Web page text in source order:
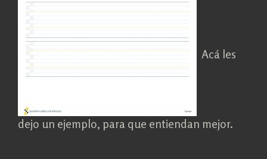
Acá les
dejo un ejemplo, para que entiendan mejor.